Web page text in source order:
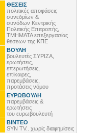
ΘΕΣΕΙΣ
πολιτικές αποφάσεις
συνεδρίων &
συνόδων Κεντρικής
Πολιτικής Επιτροπής,
ΤΜΗΜΑΤΑ επεξεργασίας
θέσεων της ΚΠΕ
ΒΟΥΛΗ
βουλευτές ΣΥΡΙΖΑ,
ερωτήσεις,
επερωτήσεις,
επίκαιρες,
παρεμβάσεις,
προτάσεις νόμου
ΕΥΡΩΒΟΥΛΗ
παρεμβάσεις &
ερωτήσεις
του ευρωβουλευτή
ΒΙΝΤΕΟ
SYN TV.. χωρίς διαφημίσεις